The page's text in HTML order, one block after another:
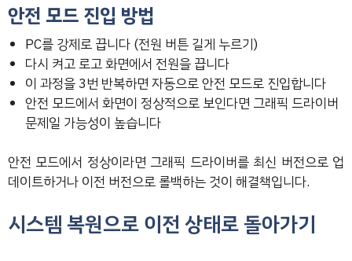
안전 모드 진입 방법
PC를 강제로 끕니다 (전원 버튼 길게 누르기)
다시 켜고 로고 화면에서 전원을 끕니다
이 과정을 3번 반복하면 자동으로 안전 모드로 진입합니다
안전 모드에서 화면이 정상적으로 보인다면 그래픽 드라이버
문제일 가능성이 높습니다
안전 모드에서 정상이라면 그래픽 드라이버를 최신 버전으로 업
데이트하거나 이전 버전으로 롤백하는 것이 해결책입니다.
시스템 복원으로 이전 상태로 돌아가기